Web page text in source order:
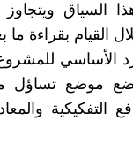
السياق ويتجاوز
القيام بقراءة ما
الأساسي
يضع موضع تساؤل